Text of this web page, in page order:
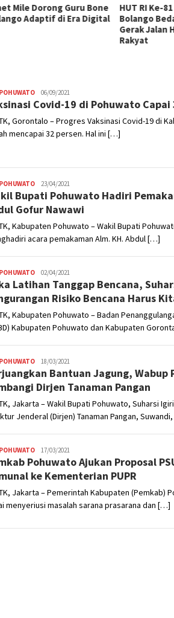
Mile Dorong Guru Bone
Adaptif di Era Digital
HUT RI Ke-
Bolango
Gerak Jalan
Rakyat
Admin
06/09/2021
Covid-19 di Pohuwato Capai
Gorontalo – Progres Vaksinasi Covid-19 di
mencapai 32 persen. Hal ini […]
Admin
23/04/2021
Bupati Pohuwato Hadiri
Gofur Nawawi
Kabupaten Pohuwato – Wakil Bupati
acara pemakaman Alm. KH. Abdul […]
Admin
02/04/2021
Latihan Tanggap Bencana,
Risiko Bencana Harus
Kabupaten Pohuwato – Badan
Kabupaten Pohuwato dan Kabupaten
Admin
18/03/2021
Bantuan Jagung, Wabup
Dirjen Tanaman Pangan
Jakarta – Wakil Bupati Pohuwato, Suharsi
Jenderal (Dirjen) Tanaman Pangan,
Admin
17/03/2021
Pohuwato Ajukan Proposal
ke Kementerian PUPR
Jakarta – Pemerintah Kabupaten (Pemkab)
menyeriusi masalah sarana prasarana dan […]